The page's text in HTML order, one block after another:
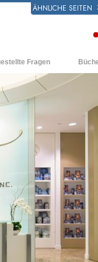
ÄHNLICHE SEITEN
Fragen
Prinzipien
Scientology Kirche
der Scientology
Wie man
Die Dynamiken
Die
Lösungen für
Beistände für
Verletzungen
Integrität und
Die Ehe
Die emotionelle